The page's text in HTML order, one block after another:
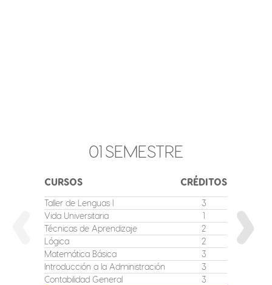
01SEMESTRE
CURSOS CRÉDITOS
Taller de Lenguas I
3
Vida Universitaria
1
Técnicas de Aprendizaje
2
Lógica
2
Matemática Básica
3
Introducción a la Administración
3
Contabilidad General
3
Inglés I